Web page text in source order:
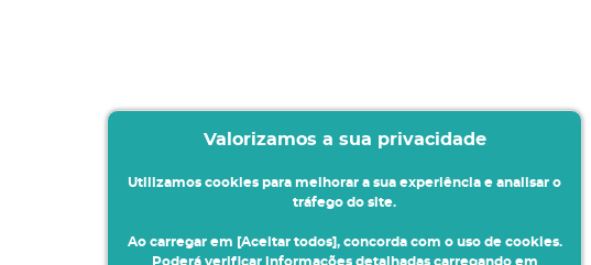
Valorizamos a sua privacidade
Utilizamos cookies para melhorar a sua experiência e analisar o
tráfego do site.
Ao carregar em [Aceitar todos], concorda com o uso de cookies.
Poderá verificar informações detalhadas carregando em